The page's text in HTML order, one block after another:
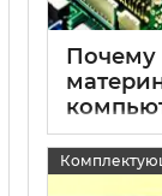
Почему
15 05 2025